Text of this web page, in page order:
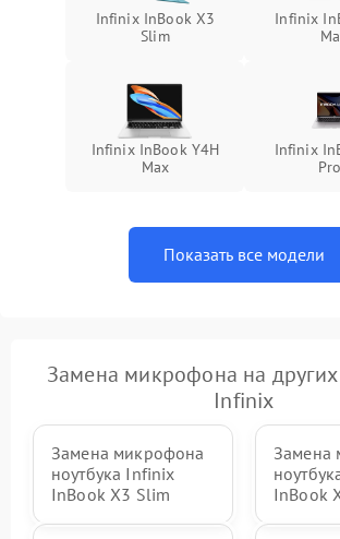
Infinix InBook X3
Slim
Infinix
Infinix InBook Y4H
Max
Infinix
Показать все модели
Замена микрофона на других
Infinix
Замена микрофона
ноутбука Infinix
InBook X3 Slim
Замена
InBook